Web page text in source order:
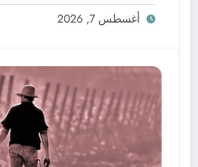
أغسطس 7, 2026